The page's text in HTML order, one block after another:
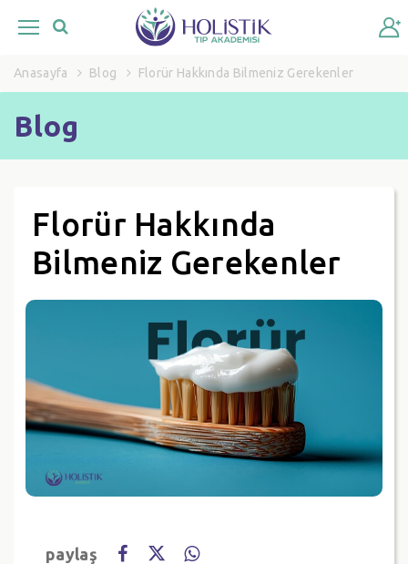
Anasayfa Blog Florür Hakkında Bilmeniz Gerekenler
Blog
Florür Hakkında
Bilmeniz Gerekenler
paylaş